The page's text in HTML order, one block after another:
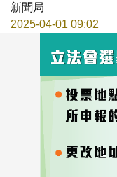
新聞局
2025-04-01 09:02